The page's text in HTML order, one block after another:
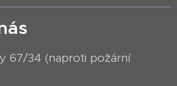
67/34 (naproti požární